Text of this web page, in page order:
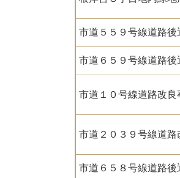
市道５５９号線道路後
市道６５９号線道路後
市道１０号線道路改良
市道２０３９号線道路
市道６５８号線道路後